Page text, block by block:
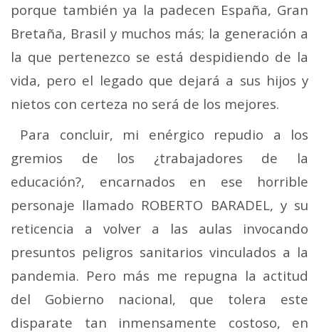
porque también ya la padecen España, Gran
Bretaña, Brasil y muchos más; la generación a
la que pertenezco se está despidiendo de la
vida, pero el legado que dejará a sus hijos y
nietos con certeza no será de los mejores.
Para concluir, mi enérgico repudio a los
gremios de los ¿trabajadores de la
educación?, encarnados en ese horrible
personaje llamado ROBERTO BARADEL, y su
reticencia a volver a las aulas invocando
presuntos peligros sanitarios vinculados a la
pandemia. Pero más me repugna la actitud
del Gobierno nacional, que tolera este
disparate tan inmensamente costoso, en